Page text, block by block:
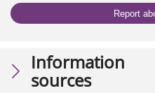
Report
Information
sources